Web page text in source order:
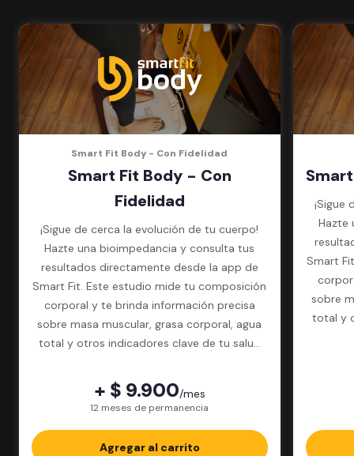
en cada sede)
Acceso a todas las áreas de la
sede
Smart Fit Body - Con Fidelidad
Smart Fit Body - Con
Fidelidad
¡Sigue de cerca la evolución de tu cuerpo!
Hazte una bioimpedancia y consulta tus
resultados directamente desde la app de
Smart Fit. Este estudio mide tu composición
corporal y te brinda información precisa
sobre masa muscular, grasa corporal, agua
total y otros indicadores clave de tu salud
+ $ 9.900/mes
12 meses de permanencia
Agregar al carrito
¡Sigue
Hazte
Smart
sobre
total y